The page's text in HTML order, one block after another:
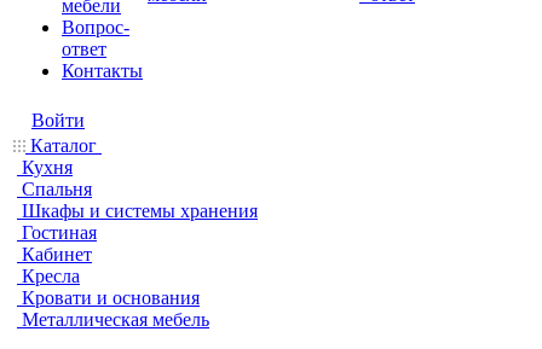
мебели
Вопрос-
ответ
Контакты
Войти
Каталог
Кухня
Спальня
Шкафы и системы хранения
Гостиная
Кабинет
Кресла
Кровати и основания
Металлическая мебель